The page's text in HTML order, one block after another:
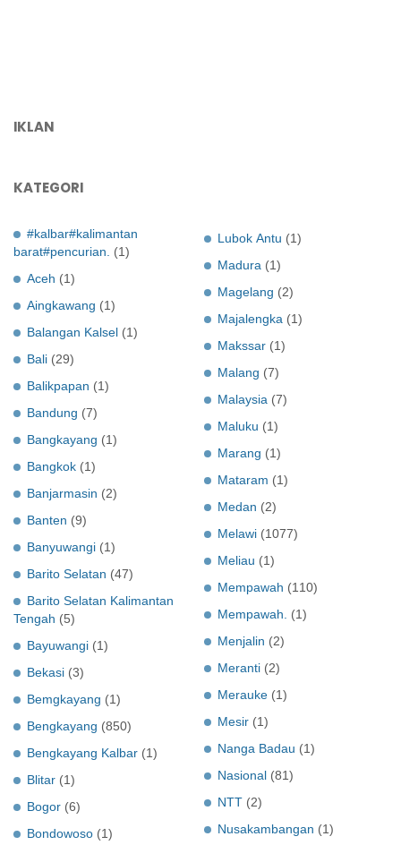
IKLAN
KATEGORI
#kalbar#kalimantan
barat#pencurian.
(1)
Aceh (1)
Aingkawang (1)
Balangan Kalsel (1)
Bali (29)
Balikpapan (1)
Bandung (7)
Bangkayang (1)
Bangkok (1)
Banjarmasin (2)
Banten (9)
Banyuwangi (1)
Barito Selatan (47)
Barito Selatan Kalimantan
Tengah (5)
Bayuwangi (1)
Bekasi (3)
Bemgkayang (1)
Bengkayang (850)
Bengkayang Kalbar (1)
Blitar (1)
Bogor (6)
Bondowoso (1)
Lubok Antu (1)
Madura (1)
Magelang (2)
Majalengka (1)
Makssar (1)
Malang (7)
Malaysia (7)
Maluku (1)
Marang (1)
Mataram (1)
Medan (2)
Melawi (1077)
Meliau (1)
Mempawah (110)
Mempawah.
(1)
Menjalin (2)
Meranti (2)
Merauke (1)
Mesir (1)
Nanga Badau (1)
Nasional (81)
NTT (2)
Nusakambangan (1)